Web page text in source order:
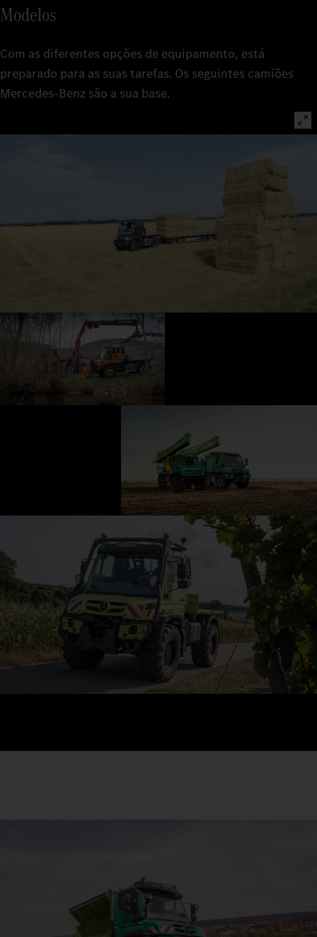
Modelos
Com as diferentes opções de equipamento, está
preparado para as suas tarefas. Os seguintes camiões
Mercedes‑Benz são a sua base.